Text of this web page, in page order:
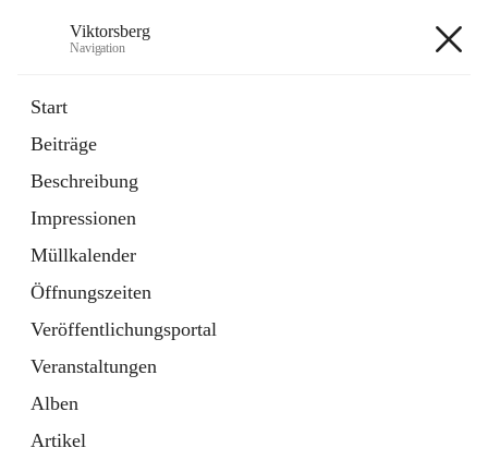
Viktorsberg
Navigation
Start
Beiträge
Beschreibung
Impressionen
Müllkalender
Öffnungszeiten
Veröffentlichungsportal
Veranstaltungen
Alben
Artikel
1 Schnellzugriff
Bürgerservice
10 Schnellzugriffe